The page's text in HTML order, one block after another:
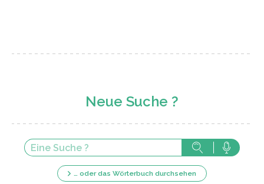
Neue Suche ?
… oder das Wörterbuch durchsehen